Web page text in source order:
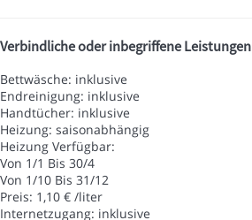
Verbindliche oder inbegriffene Leistungen
Bettwäsche: inklusive
Endreinigung: inklusive
Handtücher: inklusive
Heizung: saisonabhängig
Heizung Verfügbar:
Von 1/1 Bis 30/4
Von 1/10 Bis 31/12
Preis: 1,10 € /liter
Internetzugang: inklusive